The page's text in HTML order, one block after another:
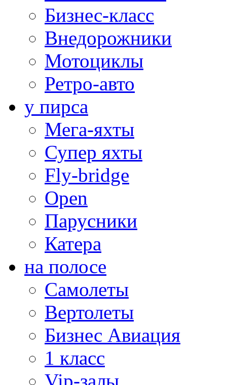
Бизнес-класс
Внедорожники
Мотоциклы
Ретро-авто
у пирса
Мега-яхты
Супер яхты
Fly-bridge
Open
Парусники
Катера
на полосе
Самолеты
Вертолеты
Бизнес Авиация
1 класс
Vip-залы